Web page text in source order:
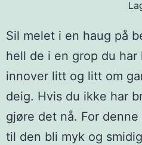
Sil melet i en haug på
hell de i en grop du
innover litt og litt om
deig. Hvis du ikke har
gjøre det nå. For
til den bli myk og